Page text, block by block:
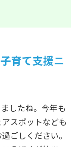
育て支援ニ
したね。今年も
スポットなども
ごしください。